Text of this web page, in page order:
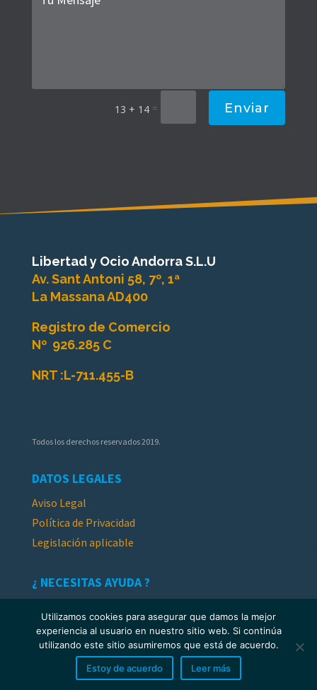
13 + 14 = Enviar
Libertad y Ocio Andorra S.L.U
Av. Sant Antoni 58, 7º, 1ª
La Massana AD400
Registro de Comercio
Nº 926.285 C
NRT :L-711.455-B
Todos los derechos reservados 2019.
DATOS LEGALES
Aviso Legal
Política de Privacidad
Legislación aplicable
¿ NECESITAS AYUDA ?
SÍGUENOS
Utilizamos cookies para asegurar que damos la mejor
experiencia al usuario en nuestro sitio web. Si continúa
utilizando este sitio asumiremos que está de acuerdo.
Estoy de acuerdo Leer más